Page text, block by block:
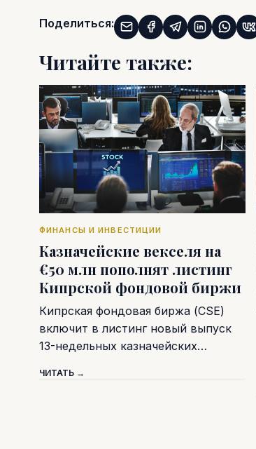
Поделиться:
Читайте также:
ФИНАНСЫ И ИНВЕСТИЦИИ
Казначейские векселя на
€50 млн пополнят листинг
Кипрской фондовой биржи
Кипрская фондовая биржа (CSE)
включит в листинг новый выпуск
13-недельных казначейских…
ЧИТАТЬ →